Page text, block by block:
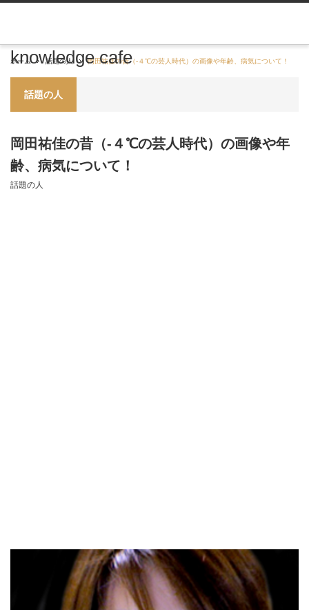
knowledge cafe
ホーム 話題の人 岡田祐佳の昔（-４℃の芸人時代）の画像や年齢、病気について！
話題の人
岡田祐佳の昔（-４℃の芸人時代）の画像や年
齢、病気について！
話題の人